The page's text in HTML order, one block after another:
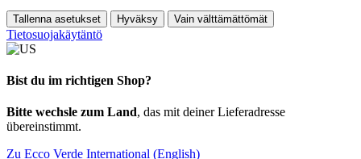
Tallenna asetukset Hyväksy Vain välttämättömät
Tietosuojakäytäntö
Bist du im richtigen Shop?
Bitte wechsle zum Land, das mit deiner Lieferadresse
übereinstimmt.
Zu Ecco Verde International (English)